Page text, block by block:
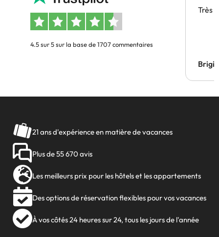
4.5 sur 5 sur la base de 1707 commentaires
Très
21 ans d'expérience en matière de vacances
Plus de 55 670 avis
Les meilleurs prix pour les hôtels et les appartements
Des options de réservation flexibles pour vos vacances
À vos côtés 24 heures sur 24, tous les jours de l'année